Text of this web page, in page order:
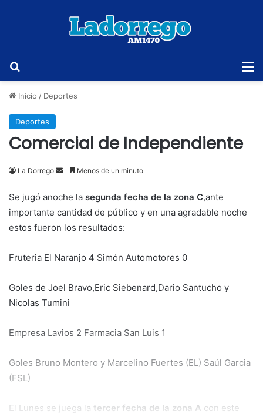
Inicio / Deportes
Deportes
Comercial de Independiente
La Dorrego
Send
email
Menos de un minuto
Se jugó anoche la segunda fecha de la zona C,ante
importante cantidad de público y en una agradable noche
estos fueron los resultados:
Fruteria El Naranjo 4 Simón Automotores 0
Goles de Joel Bravo,Eric Siebenard,Dario Santucho y
Nicolas Tumini
Empresa Lavios 2 Farmacia San Luis 1
Goles Bruno Montero y Marcelino Fuertes (EL) Saúl Garcia
(FSL)
El Lunes se juega la tercer fecha de la zona A con este